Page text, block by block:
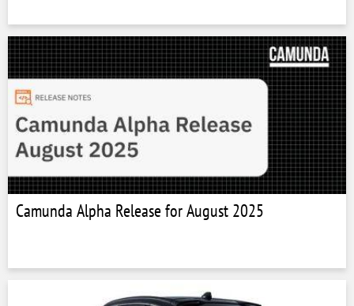
Camunda Alpha Release for August 2025